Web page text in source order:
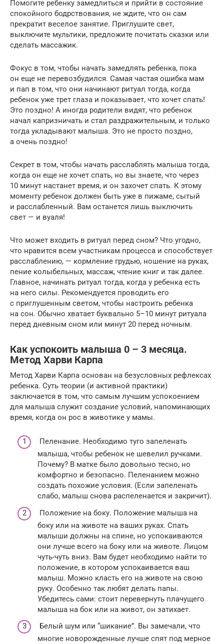
Помогите ребенку замедлиться и прийти в состояние
спокойного бодрствования, не ждите, что он сам
прекратит веселое занятие. Приглушите свет,
выключите мультики, предложите почитать сказки или
сделать массажик.
Фокус в том, чтобы начать замедлять ребенка, пока
он еще не перевозбудился. Самая частая ошибка мам
и пап в том, что они начинают ритуал тогда, когда
ребенок уже трет глаза и показывает, что хочет спать!
Это поздно! А иногда родители видят, что ребенок
начал капризничать и стал раздражительным, и только
тогда укладывают малыша. Это не просто поздно,
а очень поздно!
Секрет в том, чтобы начать расслаблять малыша тогда,
когда он еще не хочет спать, но вы знаете, что через
10 минут настанет время, и он захочет спать. К этому
моменту ребенок должен быть уже в пижаме, сытый
и расслабленный. Вам останется лишь выключить
свет — и вуаля!
Что может входить в ритуал перед сном? Что угодно,
что нравится всем участникам процесса и способствует
расслаблению, — кормление грудью, ношение на руках,
пение колыбельных, массаж, чтение книг и так далее.
Главное, начинать ритуал тогда, когда у ребенка есть
на него силы. Рекомендуется проводить его
с приглушенным светом, чтобы настроить ребенка
на сон. Обычно хватает буквально 5–10 минут ритуала
перед дневным сном или минут 20 перед ночным.
Как успокоить малыша 0 – 3 месяца.
Метод Харви Карпа
Метод Харви Карпа основан на безусловных рефлексах
ребенка. Суть теории (и активной практики)
заключается в том, что самым лучшим успокоением
для малыша служит создание условий, напоминающих
время, когда он рос в животике у мамы.
Пеленание. Необходимо туго запеленать
малыша, чтобы ребенок не шевелил ручками.
Почему? В матке было довольно тесно, но
комфортно и безопасно. Пеленанием можно
создать похожие условия. (Если запеленать
слабо, малыш снова распеленается и закричит).
Положение на боку. Положение малыша на
боку или на животе на ваших руках. Спать
малыши должны на спине, но успокаиваются
они лучше всего на боку или на животе. Лицом
чуть-чуть вниз. Вам будет необходимо найти то
положение, в котором успокаивается ваш
малыш. Можно класть его на животе на свою
руку. Особенно так любят делать папы.
Убедитесь сами: стоит перевернуть плачущего
малыша на бок или на живот, он затихает.
Белый шум или “шикание”. Вы замечали, что
многие новорожденные лучше спят под мерное